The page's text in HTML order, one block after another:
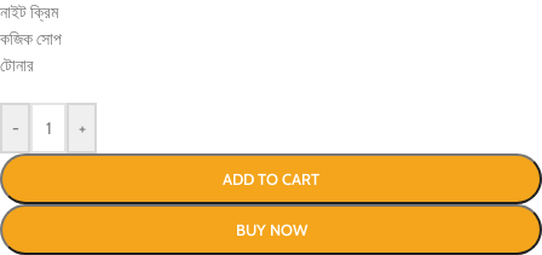
নাইট ক্রিম
কজিক সোপ
টোনার
- +
ADD TO CART
BUY NOW